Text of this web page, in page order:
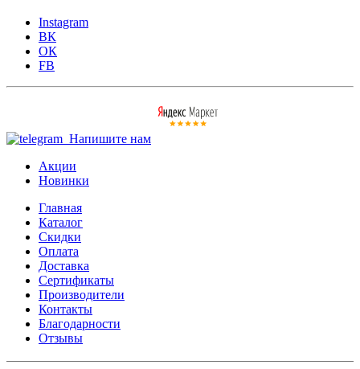
Instagram
ВК
ОК
FB
Напишите нам
Акции
Новинки
Главная
Каталог
Скидки
Оплата
Доставка
Сертификаты
Производители
Контакты
Благодарности
Отзывы